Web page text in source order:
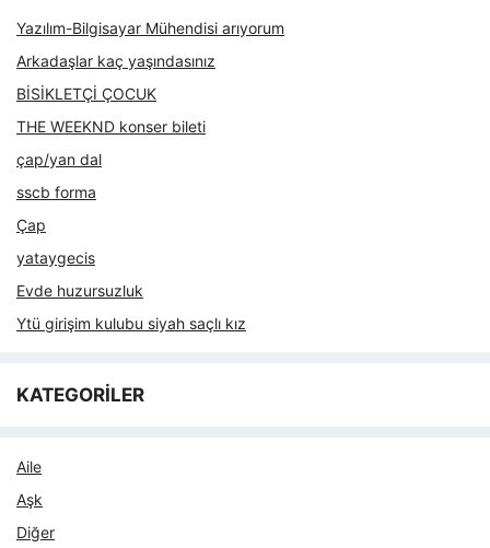
Yazılım-Bilgisayar Mühendisi arıyorum
Arkadaşlar kaç yaşındasınız
BİSİKLETÇİ ÇOCUK
THE WEEKND konser bileti
çap/yan dal
sscb forma
Çap
yataygecis
Evde huzursuzluk
Ytü girişim kulubu siyah saçlı kız
KATEGORİLER
Aile
Aşk
Diğer